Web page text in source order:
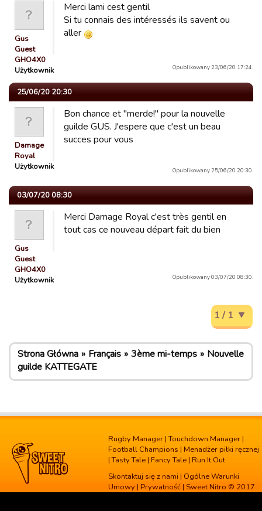
Gus
Guest
GHO4X0
Użytkownik
Merci lami cest gentil
Si tu connais des intéressés ils savent ou
aller
Opublikowany 23/06/20 17:24.
25/06/20 20:30
Damage
Royal
Użytkownik
Bon chance et "merde!" pour la nouvelle
guilde GUS. J'espere que c'est un beau
succes pour vous
Opublikowany 25/06/20 20:30.
03/07/20 08:30
Gus
Guest
GHO4X0
Użytkownik
Merci Damage Royal c'est très gentil en
tout cas ce nouveau départ fait du bien
Opublikowany 03/07/20 08:30.
1 / 1
Strona Główna Français 3ème mi-temps
Nouvelle
guilde KATTEGATE
Rugby Manager |Touchdown Manager |
Football Champions | Menadżer piłki ręcznej
|Tasty Tale | Fancy Tale | Run It Out
Skontaktuj się z nami | Ogólne Warunki
Umowy | Prywatność | Sweet Nitro © 2017